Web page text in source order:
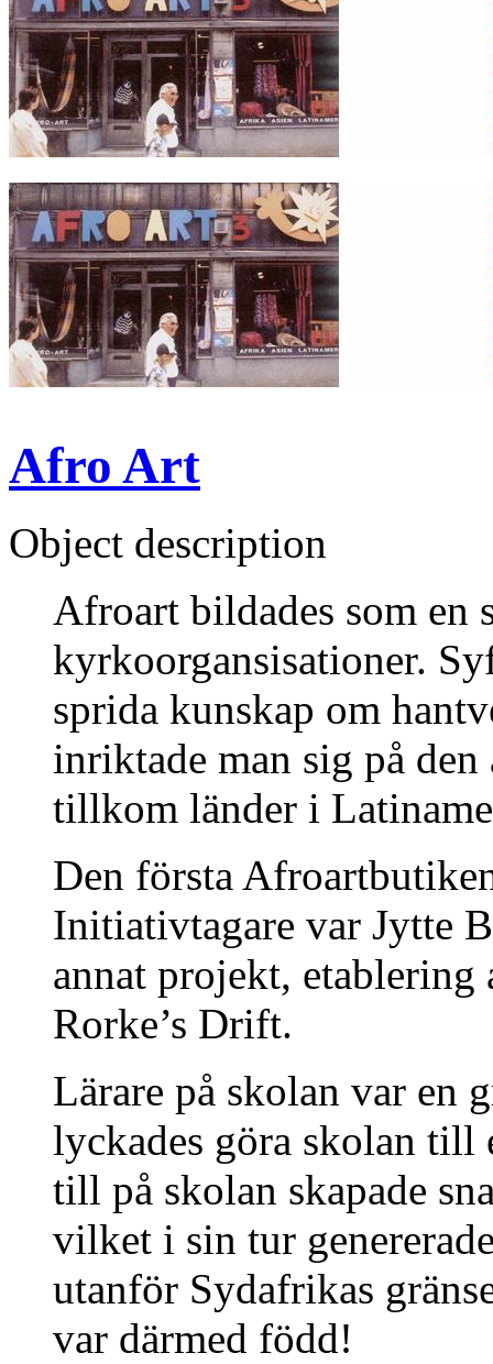
Afro Art
Object description
Afroart bildades som
kyrkoorgansisationer.
sprida kunskap om
inriktade man sig på
tillkom länder i
Den första
Initiativtagare var Jytte
annat projekt,
Rorke’s Drift.
Lärare på skolan var en
lyckades göra skolan till
till på skolan skapade
vilket i sin tur
utanför Sydafrikas
var därmed född!